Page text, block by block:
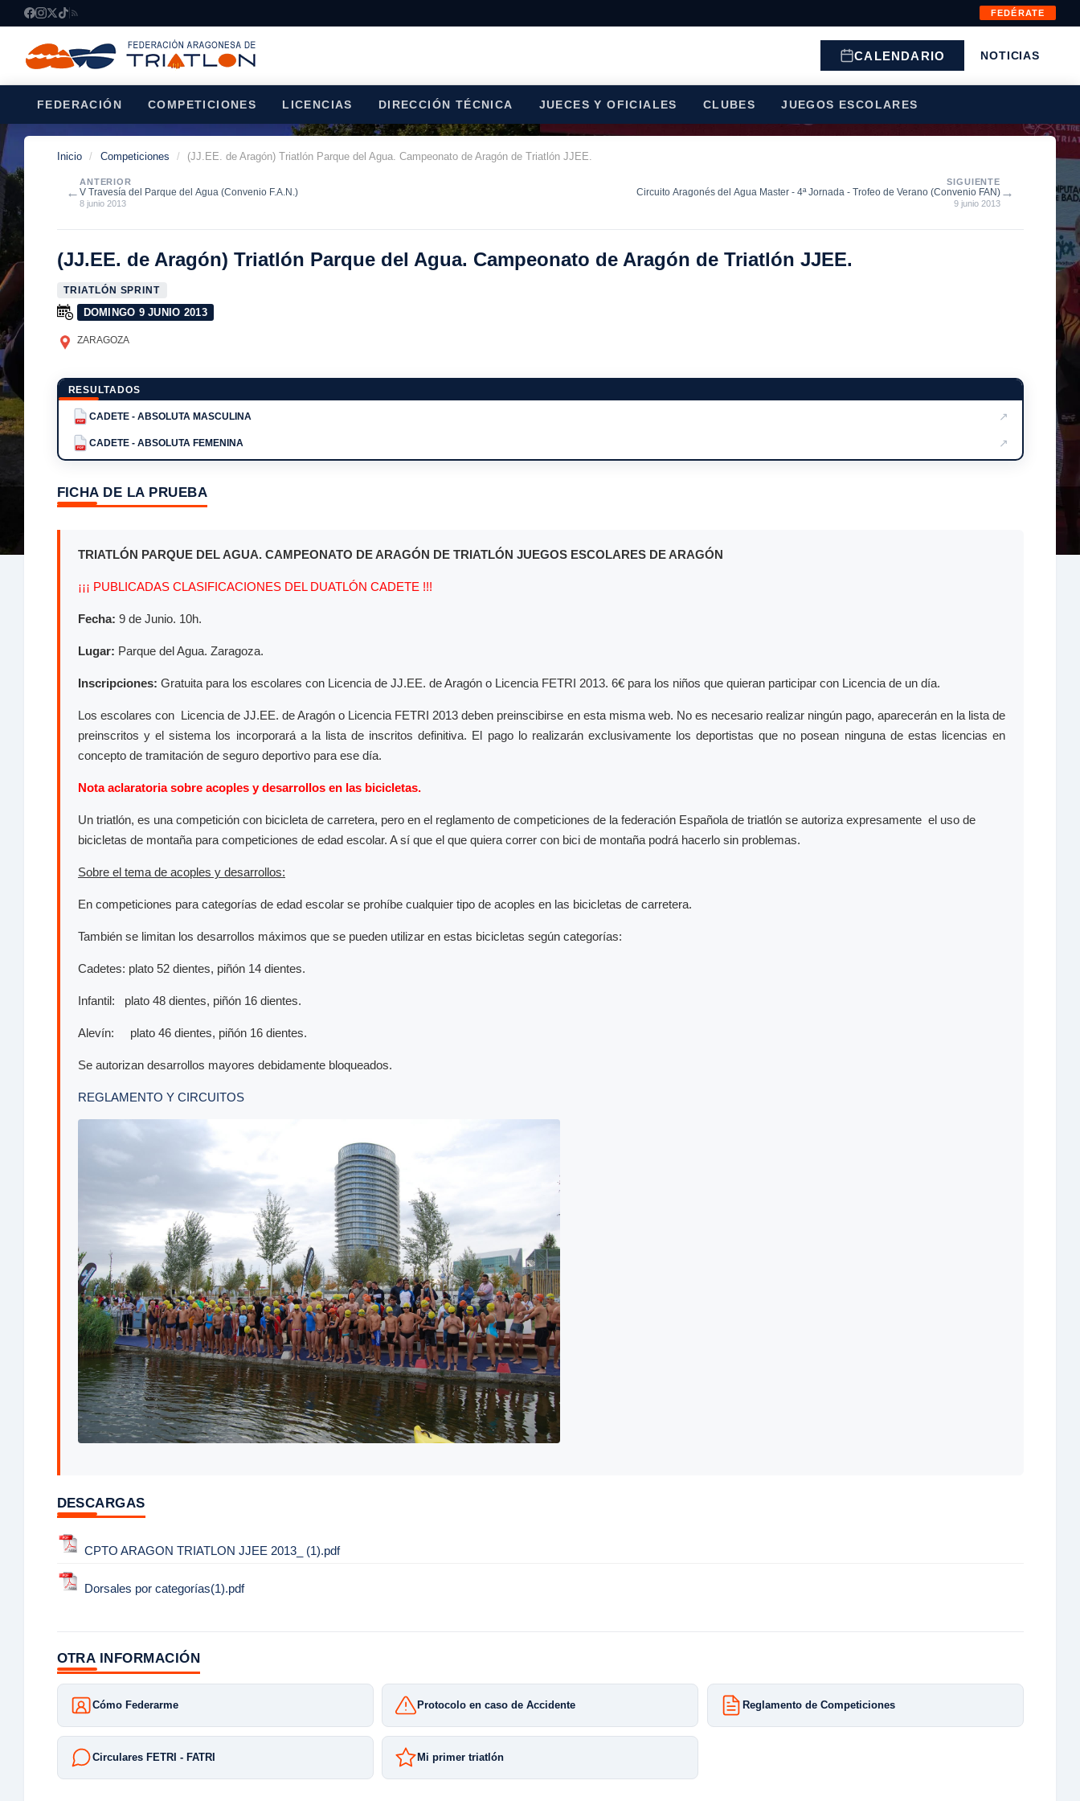
FEDÉRATE
CALENDARIO NOTICIAS
FEDERACIÓN COMPETICIONES LICENCIAS DIRECCIÓN TÉCNICA JUECES Y OFICIALES CLUBES JUEGOS ESCOLARES
Inicio / Competiciones / (JJ.EE. de Aragón) Triatlón Parque del Agua. Campeonato de Aragón de Triatlón JJEE.
←
ANTERIOR
V Travesía del Parque del Agua (Convenio F.A.N.)
8 junio 2013
SIGUIENTE
Circuito Aragonés del Agua Master - 4ª Jornada - Trofeo de Verano (Convenio FAN)
9 junio 2013
→
(JJ.EE. de Aragón) Triatlón Parque del Agua. Campeonato de Aragón de Triatlón JJEE.
TRIATLÓN SPRINT
DOMINGO 9 JUNIO 2013
ZARAGOZA
RESULTADOS
PDF CADETE - ABSOLUTA MASCULINA ↗
PDF CADETE - ABSOLUTA FEMENINA ↗
FICHA DE LA PRUEBA
TRIATLÓN PARQUE DEL AGUA. CAMPEONATO DE ARAGÓN DE TRIATLÓN JUEGOS ESCOLARES DE ARAGÓN
¡¡¡ PUBLICADAS CLASIFICACIONES DEL DUATLÓN CADETE !!!
Fecha: 9 de Junio. 10h.
Lugar: Parque del Agua. Zaragoza.
Inscripciones: Gratuita para los escolares con Licencia de JJ.EE. de Aragón o Licencia FETRI 2013. 6€ para los niños que quieran participar con Licencia de un día.
Los escolares con Licencia de JJ.EE. de Aragón o Licencia FETRI 2013 deben preinscibirse en esta misma web. No es necesario realizar ningún pago, aparecerán en la lista de
preinscritos y el sistema los incorporará a la lista de inscritos definitiva. El pago lo realizarán exclusivamente los deportistas que no posean ninguna de estas licencias en
concepto de tramitación de seguro deportivo para ese día.
Nota aclaratoria sobre acoples y desarrollos en las bicicletas.
Un triatlón, es una competición con bicicleta de carretera, pero en el reglamento de competiciones de la federación Española de triatlón se autoriza expresamente el uso de
bicicletas de montaña para competiciones de edad escolar. A sí que el que quiera correr con bici de montaña podrá hacerlo sin problemas.
Sobre el tema de acoples y desarrollos:
En competiciones para categorías de edad escolar se prohíbe cualquier tipo de acoples en las bicicletas de carretera.
También se limitan los desarrollos máximos que se pueden utilizar en estas bicicletas según categorías:
Cadetes: plato 52 dientes, piñón 14 dientes.
Infantil: plato 48 dientes, piñón 16 dientes.
Alevín: plato 46 dientes, piñón 16 dientes.
Se autorizan desarrollos mayores debidamente bloqueados.
REGLAMENTO Y CIRCUITOS
DESCARGAS
CPTO ARAGON TRIATLON JJEE 2013_ (1).pdf
Dorsales por categorías(1).pdf
OTRA INFORMACIÓN
Cómo Federarme Protocolo en caso de Accidente Reglamento de Competiciones
Circulares FETRI - FATRI Mi primer triatlón